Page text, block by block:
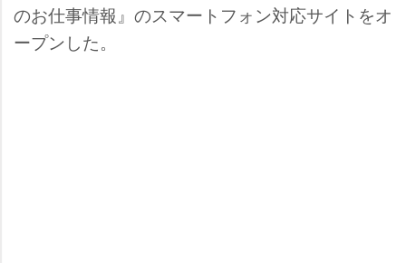
のお仕事情報』のスマートフォン対応サイトをオ
ープンした。